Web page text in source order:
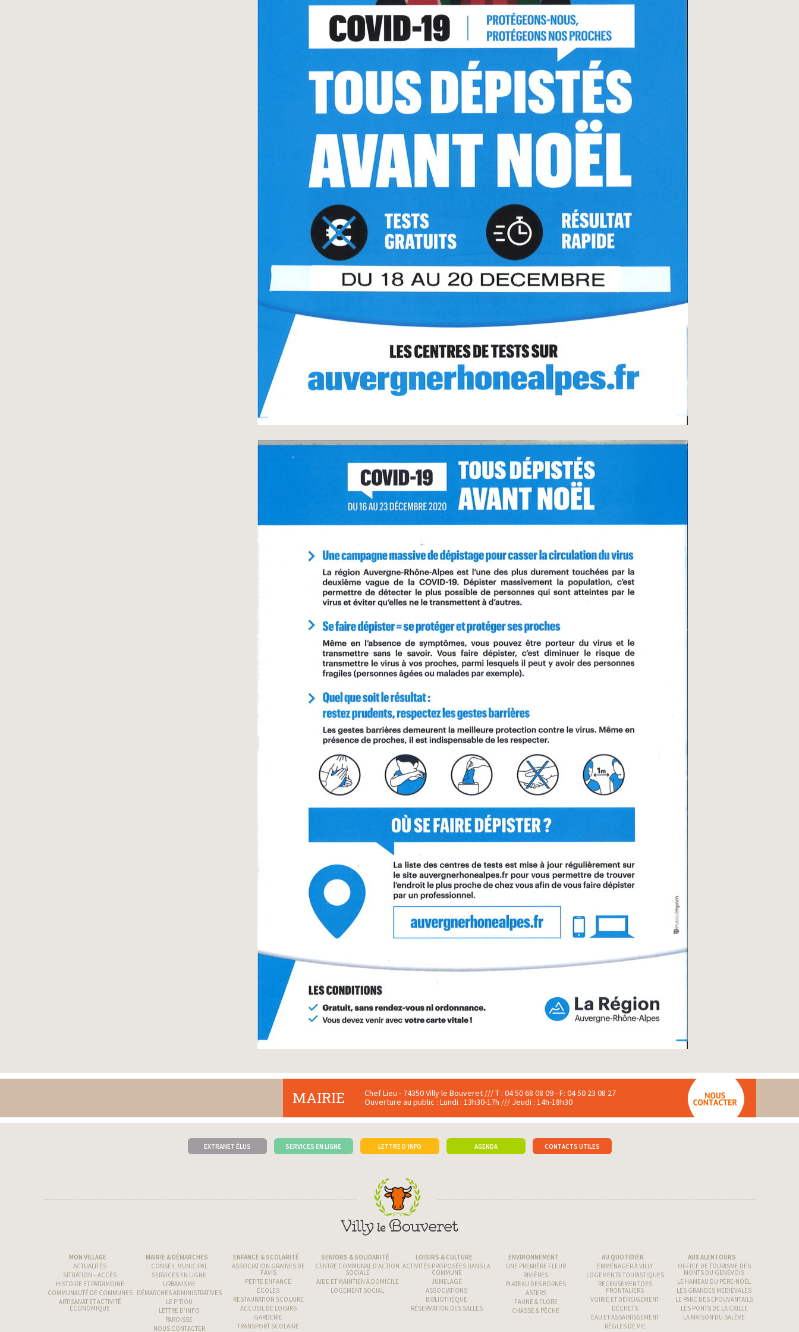
MAIRIE
Chef Lieu - 74350 Villy le Bouveret /// T : 04 50 68 08 09 - F: 04 50 23 08 27
Ouverture au public : Lundi : 13h30-17h /// Jeudi : 14h-18h30
EXTRANET ÉLUS SERVICES EN LIGNE LETTRE D'INFO AGENDA CONTACTS UTILES
MON VILLAGE
ACTUALITÉS
SITUATION – ACCÈS
HISTOIRE ET PATRIMOINE
COMMUNAUTÉ DE COMMUNES
ARTISANAT ET ACTIVITÉ
ÉCONOMIQUE
MAIRIE & DÉMARCHES
CONSEIL MUNICIPAL
SERVICES EN LIGNE
URBANISME
DÉMARCHES ADMINISTRATIVES
LE P’TIOU
LETTRE D’INFO
PAROISSE
NOUS CONTACTER
ENFANCE & SCOLARITÉ
ASSOCIATION GRAINES DE
FAVIS
PETITE ENFANCE
ÉCOLES
RESTAURATION SCOLAIRE
ACCUEIL DE LOISIRS
GARDERIE
TRANSPORT SCOLAIRE
SENIORS & SOLIDARITÉ
CENTRE COMMUNAL D’ACTION
SOCIALE
AIDE ET MAINTIEN À DOMICILE
LOGEMENT SOCIAL
LOISIRS & CULTURE
ACTIVITÉS PROPOSÉES DANS LA
COMMUNE
JUMELAGE
ASSOCIATIONS
BIBLIOTHÈQUE
RÉSERVATION DES SALLES
ENVIRONNEMENT
UNE PREMIÈRE FLEUR
RIVIÈRES
PLATEAU DES BORNES
ASTERS
FAUNE & FLORE
CHASSE & PÊCHE
AU QUOTIDIEN
EMMÉNAGER À VILLY
LOGEMENTS TOURISTIQUES
RECENSEMENT DES
FRONTALIERS
VOIRIE ET DÉNEIGEMENT
DÉCHETS
EAU ET ASSAINISSEMENT
RÈGLES DE VIE
AUX ALENTOURS
OFFICE DE TOURISME DES
MONTS DU GENEVOIS
LE HAMEAU DU PÈRE-NOËL
LES GRANDES MÉDIÉVALES
LE PARC DES EPOUVANTAILS
LES PONTS DE LA CAILLE
LA MAISON DU SALÈVE